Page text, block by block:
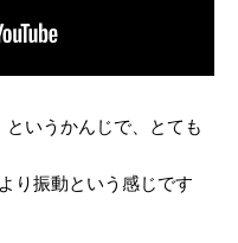
いうかんじで、とても
り振動という感じです